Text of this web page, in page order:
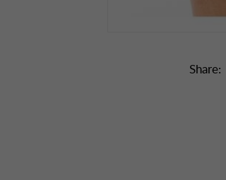
Share: